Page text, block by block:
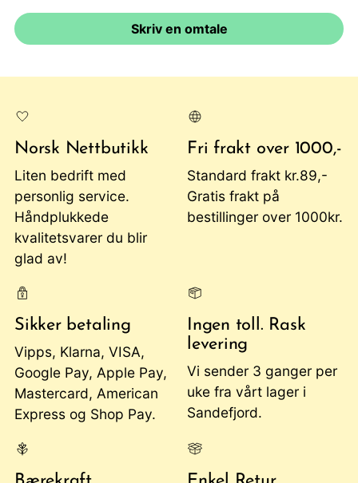
Skriv en omtale
Norsk Nettbutikk
Liten bedrift med
personlig service.
Håndplukkede
kvalitetsvarer du blir
glad av!
Fri frakt over 1000,-
Standard frakt kr.89,-
Gratis frakt på
bestillinger over 1000kr.
Sikker betaling
Vipps, Klarna, VISA,
Google Pay, Apple Pay,
Mastercard, American
Express og Shop Pay.
Ingen toll. Rask
levering
Vi sender 3 ganger per
uke fra vårt lager i
Sandefjord.